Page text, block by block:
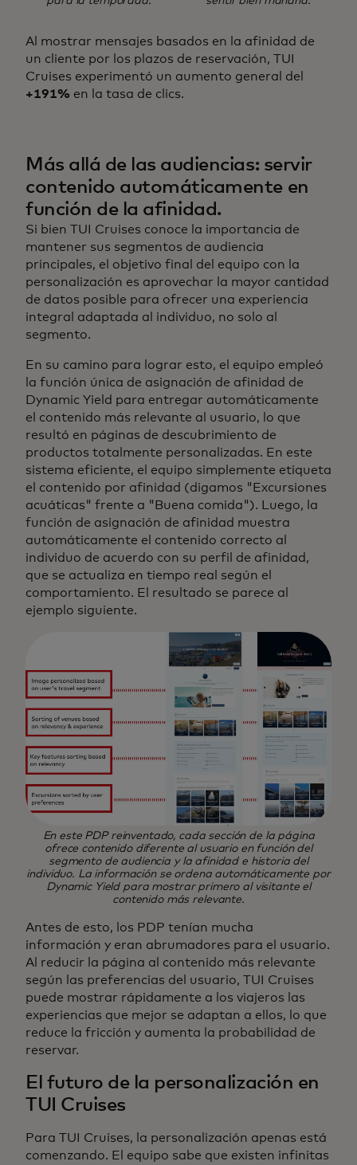
Al mostrar mensajes basados en la afinidad de
un cliente por los plazos de reservación, TUI
Cruises experimentó un aumento general del
+191% en la tasa de clics.
Más allá de las audiencias: servir
contenido automáticamente en
función de la afinidad.
Si bien TUI Cruises conoce la importancia de
mantener sus segmentos de audiencia
principales, el objetivo final del equipo con la
personalización es aprovechar la mayor cantidad
de datos posible para ofrecer una experiencia
integral adaptada al individuo, no solo al
segmento.
En su camino para lograr esto, el equipo empleó
la función única de asignación de afinidad de
Dynamic Yield para entregar automáticamente
el contenido más relevante al usuario, lo que
resultó en páginas de descubrimiento de
productos totalmente personalizadas. En este
sistema eficiente, el equipo simplemente etiqueta
el contenido por afinidad (digamos "Excursiones
acuáticas" frente a "Buena comida"). Luego, la
función de asignación de afinidad muestra
automáticamente el contenido correcto al
individuo de acuerdo con su perfil de afinidad,
que se actualiza en tiempo real según el
comportamiento. El resultado se parece al
ejemplo siguiente.
En este PDP reinventado, cada sección de la página
ofrece contenido diferente al usuario en función del
segmento de audiencia y la afinidad e historia del
individuo. La información se ordena automáticamente por
Dynamic Yield para mostrar primero al visitante el
contenido más relevante.
Antes de esto, los PDP tenían mucha
información y eran abrumadores para el usuario.
Al reducir la página al contenido más relevante
según las preferencias del usuario, TUI Cruises
puede mostrar rápidamente a los viajeros las
experiencias que mejor se adaptan a ellos, lo que
reduce la fricción y aumenta la probabilidad de
reservar.
El futuro de la personalización en
TUI Cruises
Para TUI Cruises, la personalización apenas está
comenzando. El equipo sabe que existen infinitas